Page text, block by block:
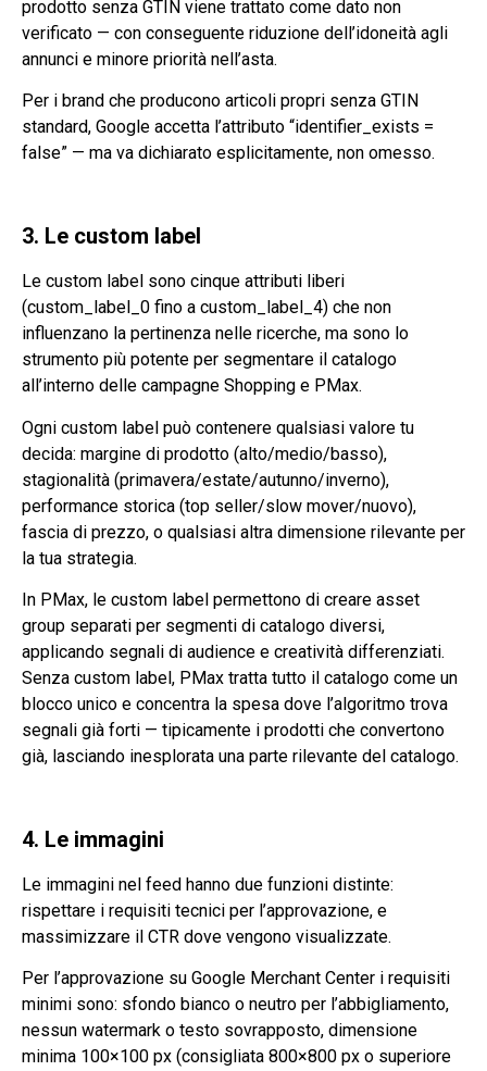
prodotto senza GTIN viene trattato come dato non
verificato — con conseguente riduzione dell’idoneità agli
annunci e minore priorità nell’asta.
Per i brand che producono articoli propri senza GTIN
standard, Google accetta l’attributo “identifier_exists =
false” — ma va dichiarato esplicitamente, non omesso.
3. Le custom label
Le custom label sono cinque attributi liberi
(custom_label_0 fino a custom_label_4) che non
influenzano la pertinenza nelle ricerche, ma sono lo
strumento più potente per segmentare il catalogo
all’interno delle campagne Shopping e PMax.
Ogni custom label può contenere qualsiasi valore tu
decida: margine di prodotto (alto/medio/basso),
stagionalità (primavera/estate/autunno/inverno),
performance storica (top seller/slow mover/nuovo),
fascia di prezzo, o qualsiasi altra dimensione rilevante per
la tua strategia.
In PMax, le custom label permettono di creare asset
group separati per segmenti di catalogo diversi,
applicando segnali di audience e creatività differenziati.
Senza custom label, PMax tratta tutto il catalogo come un
blocco unico e concentra la spesa dove l’algoritmo trova
segnali già forti — tipicamente i prodotti che convertono
già, lasciando inesplorata una parte rilevante del catalogo.
4. Le immagini
Le immagini nel feed hanno due funzioni distinte:
rispettare i requisiti tecnici per l’approvazione, e
massimizzare il CTR dove vengono visualizzate.
Per l’approvazione su Google Merchant Center i requisiti
minimi sono: sfondo bianco o neutro per l’abbigliamento,
nessun watermark o testo sovrapposto, dimensione
minima 100×100 px (consigliata 800×800 px o superiore